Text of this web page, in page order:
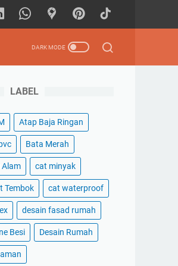
LABEL
Atap Baja Ringan
Bata Merah
Alam cat minyak
Tembok cat waterproof
desain fasad rumah
Besi Desain Rumah